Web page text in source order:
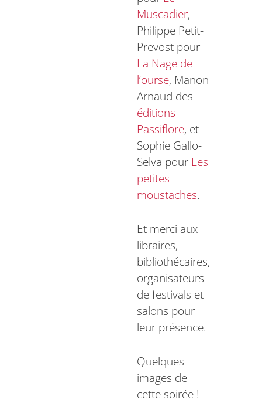
Muscadier,
Philippe Petit-
Prevost pour
La Nage de
l’ourse, Manon
Arnaud des
éditions
Passiflore, et
Sophie Gallo-
Selva pour Les
petites
moustaches.
Et merci aux
libraires,
bibliothécaires,
organisateurs
de festivals et
salons pour
leur présence.
Quelques
images de
cette soirée !